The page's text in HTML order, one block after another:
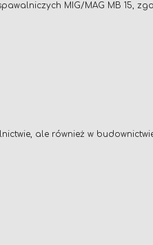
MIG/MAG MB 15,
ale również w